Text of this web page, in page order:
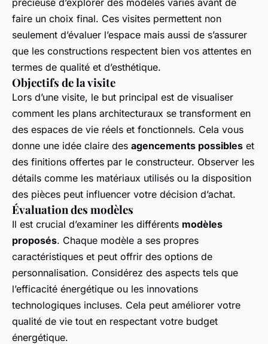
faire un choix final. Ces visites permettent non
seulement d’évaluer l’espace mais aussi de s’assurer
que les constructions respectent bien vos attentes en
termes de qualité et d’esthétique.
Objectifs de la visite
Lors d’une visite, le but principal est de visualiser
comment les plans architecturaux se transforment en
des espaces de vie réels et fonctionnels. Cela vous
donne une idée claire des agencements possibles et
des finitions offertes par le constructeur. Observer les
détails comme les matériaux utilisés ou la disposition
des pièces peut influencer votre décision d’achat.
Évaluation des modèles
Il est crucial d’examiner les différents modèles
proposés. Chaque modèle a ses propres
caractéristiques et peut offrir des options de
personnalisation. Considérez des aspects tels que
l’efficacité énergétique ou les innovations
technologiques incluses. Cela peut améliorer votre
qualité de vie tout en respectant votre budget
énergétique.